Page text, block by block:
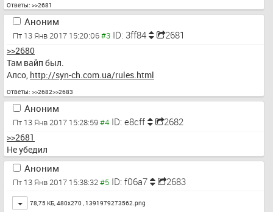
Ответы: >>2681
Аноним
Пт 13 Янв 2017 15:20:06 ID: 3ff84 2681
>>2680
Там вайп был.
Алсо, http://syn-ch.com.ua/rules.html
Ответы: >>2682>>2683
Аноним
Пт 13 Янв 2017 15:28:59 ID: e8cff 2682
>>2681
Не убедил
Аноним
Пт 13 Янв 2017 15:38:32 ID: f06a7 2683
Toggle
78,75 КБ, 480x270 , 1391979273562.png